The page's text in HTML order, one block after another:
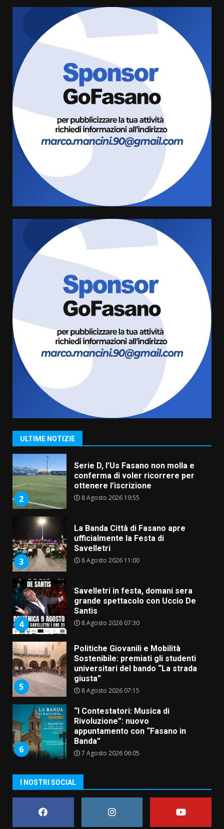
ULTIME NOTIZIE
La Banda Città di Fasano apre
ufficialmente la Festa di
8 Agosto 2026 11:00
Savelletri in festa, domani sera
grande spettacolo con Uccio De
Santis
Sostenibile: premiati gli studenti
universitari del bando “La strada
giusta”
8 Agosto 2026 07:15
“I Contestatori: Musica di
Rivoluzione”: nuovo
appuntamento con “Fasano in
Banda”
7 Agosto 2026 06:05
US Fasano, Scianaro: “Profonda
amarezza per esclusione dal
campionato di calcio”
7 Agosto 2026 06:00
1
Grande successo per la “Sagra
del Pesce Spada” a Savelletri
9 Agosto 2026 07:32
2
Serie D, l’Us Fasano non molla e
conferma di voler ricorrere per
ottenere l’iscrizione
8 Agosto 2026 19:55
3
La Banda Città di Fasano apre
ufficialmente la Festa di
Savelletri
8 Agosto 2026 11:00
4
Savelletri in festa, domani sera
grande spettacolo con Uccio De
Santis
8 Agosto 2026 07:30
5
Politiche Giovanili e Mobilità
Sostenibile: premiati gli studenti
universitari del bando “La strada
giusta”
8 Agosto 2026 07:15
6
“I Contestatori: Musica di
Rivoluzione”: nuovo
appuntamento con “Fasano in
Banda”
7 Agosto 2026 06:05
amarezza per esclusione dal
campionato di calcio”
7 Agosto 2026 06:00
I NOSTRI SOCIAL